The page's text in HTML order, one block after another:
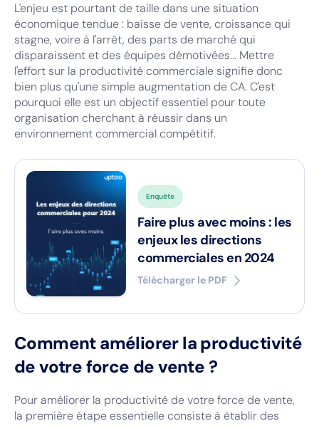
L'enjeu est pourtant de taille dans une situation
économique tendue : baisse de vente, croissance qui
stagne, voire à l'arrêt, des parts de marché qui
disparaissent et des équipes démotivées... Mettre
l'effort sur la productivité commerciale signifie donc
bien plus qu'une simple augmentation de CA. C'est
pourquoi elle est un objectif essentiel pour toute
organisation cherchant à réussir dans un
environnement commercial compétitif.
Enquête
Faire plus avec moins : les
enjeux les directions
commerciales en 2024
Télécharger le PDF
Comment améliorer la productivité
de votre force de vente ?
Pour améliorer la productivité de votre force de vente,
la première étape essentielle consiste à établir des